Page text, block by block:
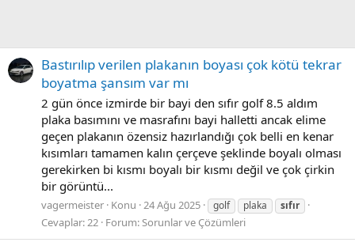
Bastırılıp verilen plakanın boyası çok kötü tekrar
boyatma şansım var mı
2 gün önce izmirde bir bayi den sıfır golf 8.5 aldım
plaka basımını ve masrafını bayi halletti ancak elime
geçen plakanın özensiz hazırlandığı çok belli en kenar
kısımları tamamen kalın çerçeve şeklinde boyalı olması
gerekirken bi kısmı boyalı bir kısmı değil ve çok çirkin
bir görüntü...
vagermeister Konu 24 Ağu 2025 golf plaka sıfır
Cevaplar: 22 Forum:Sorunlar ve Çözümleri